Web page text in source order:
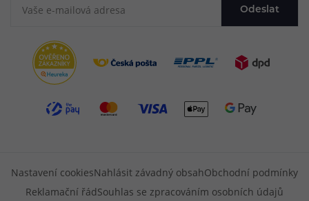
Odeslat
Nastavení cookiesNahlásit závadný obsahObchodní podmínky
Reklamační řádSouhlas se zpracováním osobních údajů